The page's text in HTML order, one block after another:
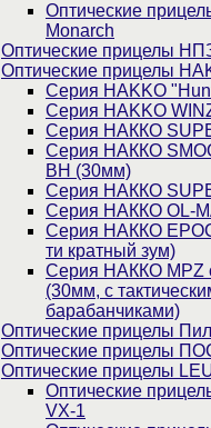
Оптические
Monarch
Оптические прицелы
Оптические прицелы
Cерия HAKKO
Серия НAKKO
Серия НАККО
Серия НАККО
BH (30мм)
Серия НАККО
Серия НАККО OL-
Серия НАККО
ти кратный зум)
Серия НАККО MPZ
(30мм, c
барабанчиками)
Оптические прицелы
Оптические прицелы
Оптические прицелы
Оптические
VX-1